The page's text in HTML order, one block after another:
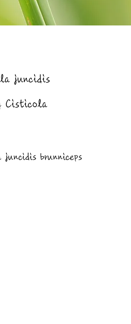
juncidis
Cisticola
brunniceps